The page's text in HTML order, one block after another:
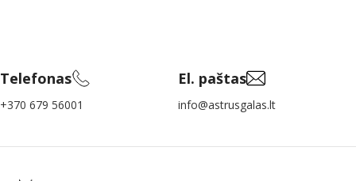
Telefonas
+370 679 56001
El. paštas
info@astrusgalas.lt